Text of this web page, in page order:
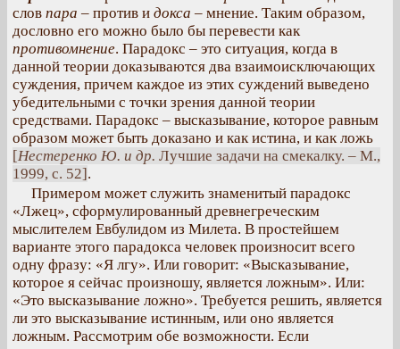
слов пара – против и докса – мнение. Таким образом,
дословно его можно было бы перевести как
противомнение. Парадокс – это ситуация, когда в
данной теории доказываются два взаимоисключающих
суждения, причем каждое из этих суждений выведено
убедительными с точки зрения данной теории
средствами. Парадокс – высказывание, которое равным
образом может быть доказано и как истина, и как ложь
[Нестеренко Ю. и др. Лучшие задачи на смекалку. – М.,
1999, с. 52].
Примером может служить знаменитый парадокс
«Лжец», сформулированный древнегреческим
мыслителем Евбулидом из Милета. В простейшем
варианте этого парадокса человек произносит всего
одну фразу: «Я лгу». Или говорит: «Высказывание,
которое я сейчас произношу, является ложным». Или:
«Это высказывание ложно». Требуется решить, является
ли это высказывание истинным, или оно является
ложным. Рассмотрим обе возможности. Если